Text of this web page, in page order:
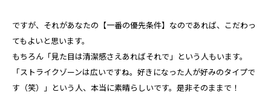
ですが、それがあなたの【一番の優先条件】なのであれば、こだわっ
てもよいと思います。
もちろん「見た目は清潔感さえあればそれで」という人もいます。
「ストライクゾーンは広いですね。好きになった人が好みのタイプで
す（笑）」という人、本当に素晴らしいです。是非そのままで！